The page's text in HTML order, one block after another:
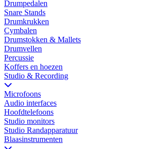
Drumpedalen
Snare Stands
Drumkrukken
Cymbalen
Drumstokken & Mallets
Drumvellen
Percussie
Koffers en hoezen
Studio & Recording
Microfoons
Audio interfaces
Hoofdtelefoons
Studio monitors
Studio Randapparatuur
Blaasinstrumenten